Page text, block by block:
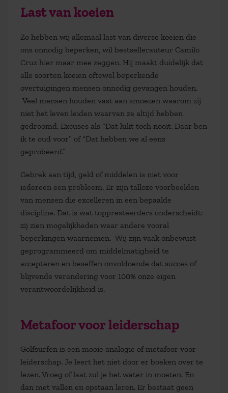
Last van koeien
Zo hebben wij allemaal last van diverse koeien die
ons onnodig beperken, wil bestsellerauteur Camilo
Cruz hier maar mee zeggen. Hij maakt duidelijk dat
alle soorten koeien oftewel beperkende
overtuigingen mensen onnodig gevangen houden.
Veel mensen houden vast aan smoezen waarom zij
niet het leven leiden waarvan ze altijd hebben
gedroomd. Excuses als “Dat lukt toch nooit. Daar ben
ik te oud voor” of “Dat hebben we al eens
geprobeerd.”
Gebrek aan tijd, geld of middelen is niet voor
iedereen een probleem. Er zijn talloze voorbeelden
van mensen die excelleren in een bepaalde
discipline. Dat is wat toppresteerders onderscheidt:
zij zien mogelijkheden waar andere vooral
beperkingen waarnemen. Wij zijn vaak onbewust
geprogrammeerd om middelmatigheid te
accepteren en beseffen onvoldoende dat succes of
blijvende verandering voor 100% onze eigen
verantwoordelijkheid is.
Metafoor voor leiderschap
Golfsurfen is een mooie analogie of metafoor voor
leiderschap. Je leert het niet door er boeken over te
lezen. Vroeg of laat zul je het water in moeten. En
dan met vallen en opstaan leren. Er bestaat geen